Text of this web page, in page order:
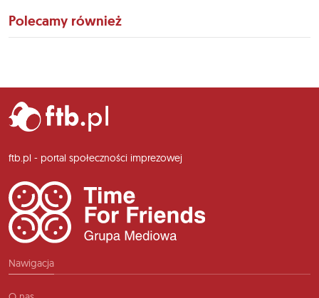
Polecamy również
ftb.pl - portal społeczności imprezowej
Nawigacja